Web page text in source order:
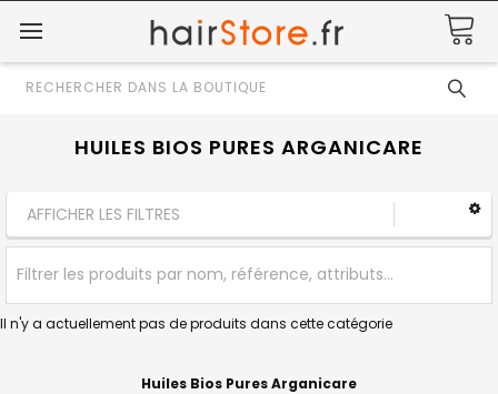
Rechercher
HUILES BIOS PURES ARGANICARE
AFFICHER LES FILTRES
ll n'y a actuellement pas de produits dans cette catégorie
Huiles Bios Pures Arganicare